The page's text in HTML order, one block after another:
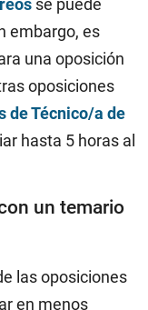
se puede
embargo, es
una oposición
oposiciones
de Técnico/a de
hasta 5 horas al
un temario
las oposiciones
en menos